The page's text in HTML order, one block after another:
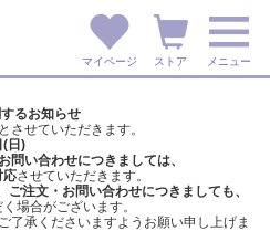
マイページ ストア メニュー
るお知らせ
させていただきます。
(日)
問い合わせにつきましては、
応させていただきます。
ご注文・ お問い合わせにつきましても、
場合がございます。
了承くださいますようお願い申し上げま